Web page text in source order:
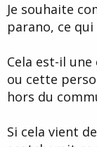
Je souhaite
parano, ce qui
Cela est-il
ou cette
hors du
Si cela vient